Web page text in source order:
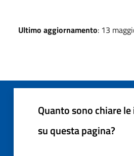
Ultimo aggiornamento: 13
Quanto sono chiare
su questa pagina?